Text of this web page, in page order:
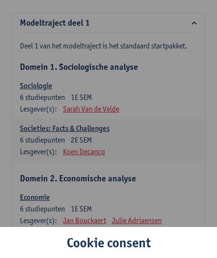
Modeltraject deel 1
Deel 1 van het modeltraject is het standaard startpakket.
Domein 1. Sociologische analyse
Sociologie
1E SEM
6 studiepunten
Lesgever(s):
Sarah Van de Velde
Societies: Facts & Challenges
2E SEM
6 studiepunten
Lesgever(s):
Koen Decancq
Domein 2. Economische analyse
Economie
1E SEM
6 studiepunten
Lesgever(s):
Jan Bouckaert Julie Adriaensen
Domein 3. Bedrijfseconomie
Cookie consent